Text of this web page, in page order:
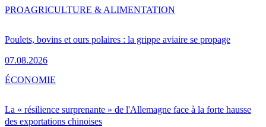
Poulets, bovins et ours polaires : la grippe aviaire se propage
07.08.2026
PROAGRICULTURE & ALIMENTATION
La « résilience surprenante » de l'Allemagne face à la forte hausse
des exportations chinoises
ÉCONOMIE